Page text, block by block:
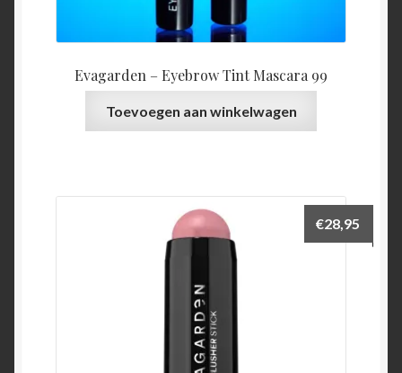
Evagarden – Eyebrow Tint Mascara 99
Toevoegen aan winkelwagen
€28,95